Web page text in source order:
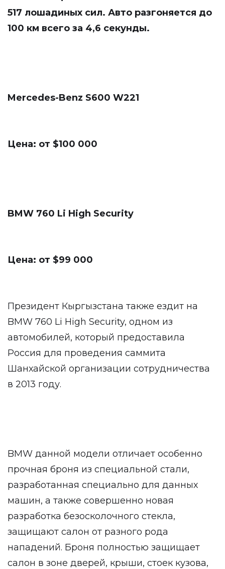
517 лошадиных сил. Авто разгоняется до
100 км всего за 4,6 секунды.
Mercedes-Benz S600 W221
Цена: от $100 000
BMW 760 Li High Security
Цена: от $99 000
Президент Кыргызстана также ездит на
BMW 760 Li High Security, одном из
автомобилей, который предоставила
Россия для проведения саммита
Шанхайской организации сотрудничества
в 2013 году.
BMW данной модели отличает особенно
прочная броня из специальной стали,
разработанная специально для данных
машин, а также совершенно новая
разработка безосколочного стекла,
защищают салон от разного рода
нападений. Броня полностью защищает
салон в зоне дверей, крыши, стоек кузова,